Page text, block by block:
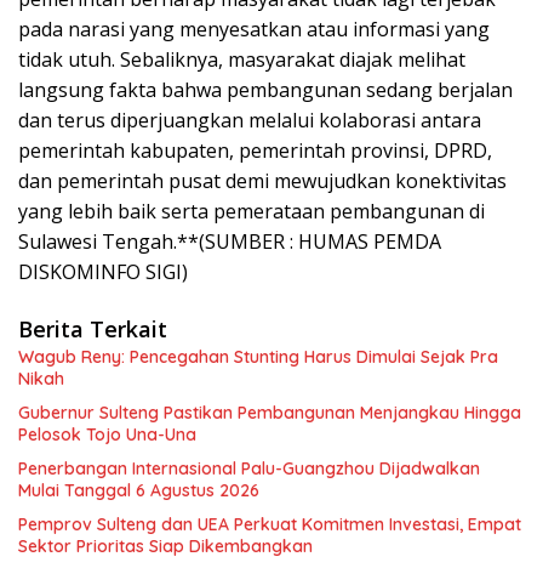
pada narasi yang menyesatkan atau informasi yang
tidak utuh. Sebaliknya, masyarakat diajak melihat
langsung fakta bahwa pembangunan sedang berjalan
dan terus diperjuangkan melalui kolaborasi antara
pemerintah kabupaten, pemerintah provinsi, DPRD,
dan pemerintah pusat demi mewujudkan konektivitas
yang lebih baik serta pemerataan pembangunan di
Sulawesi Tengah.**(SUMBER : HUMAS PEMDA
DISKOMINFO SIGI)
Berita Terkait
Wagub Reny: Pencegahan Stunting Harus Dimulai Sejak Pra
Nikah
Gubernur Sulteng Pastikan Pembangunan Menjangkau Hingga
Pelosok Tojo Una-Una
Penerbangan Internasional Palu-Guangzhou Dijadwalkan
Mulai Tanggal 6 Agustus 2026
Pemprov Sulteng dan UEA Perkuat Komitmen Investasi, Empat
Sektor Prioritas Siap Dikembangkan